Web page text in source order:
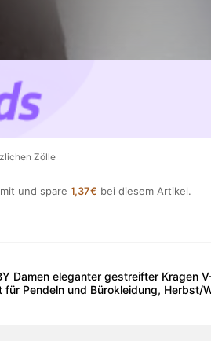
Zölle
und spare 1,37€ bei diesem Artikel.
Damen eleganter gestreifter
Pendeln und Bürokleidung, Herbst/